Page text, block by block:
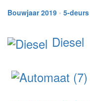
Bouwjaar 2019 • 5-deurs
Diesel